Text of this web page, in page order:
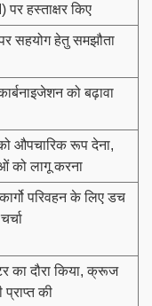
हस्ताक्षर किए
सहयोग हेतु समझौता
को बढ़ावा
औपचारिक रूप देना,
को लागू करना
परिवहन के लिए डच
का दौरा किया, क्रूज
की